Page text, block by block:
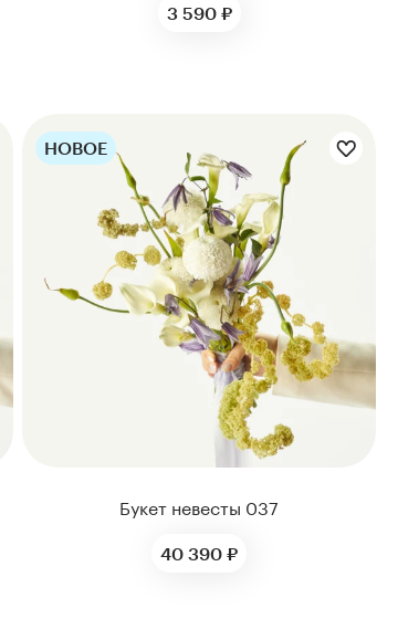
3 590 ₽
Цветы букета:
НОВОЕ
Букет невесты 037
40 390 ₽